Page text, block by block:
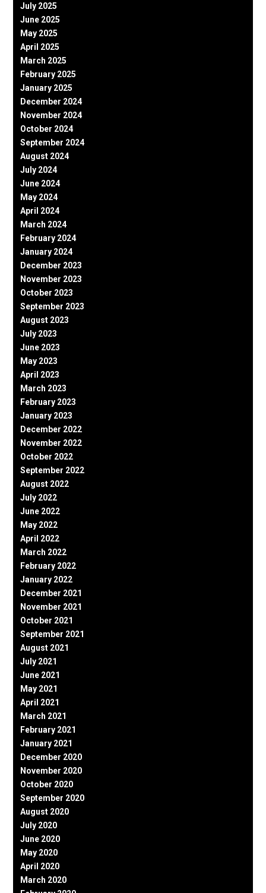
July 2025
June 2025
May 2025
April 2025
March 2025
February 2025
January 2025
December 2024
November 2024
October 2024
September 2024
August 2024
July 2024
June 2024
May 2024
April 2024
March 2024
February 2024
January 2024
December 2023
November 2023
October 2023
September 2023
August 2023
July 2023
June 2023
May 2023
April 2023
March 2023
February 2023
January 2023
December 2022
November 2022
October 2022
September 2022
August 2022
July 2022
June 2022
May 2022
April 2022
March 2022
February 2022
January 2022
December 2021
November 2021
October 2021
September 2021
August 2021
July 2021
June 2021
May 2021
April 2021
March 2021
February 2021
January 2021
December 2020
November 2020
October 2020
September 2020
August 2020
July 2020
June 2020
May 2020
April 2020
March 2020